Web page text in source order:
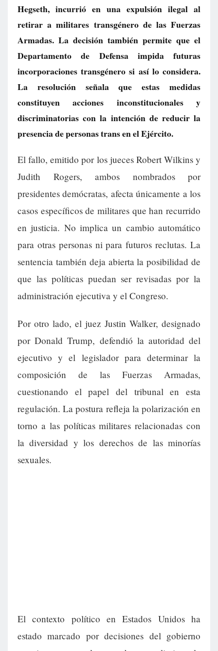
Hegseth, incurrió en una expulsión ilegal al
retirar a militares transgénero de las Fuerzas
Armadas. La decisión también permite que el
Departamento de Defensa impida futuras
incorporaciones transgénero si así lo considera.
La resolución señala que estas medidas
constituyen acciones inconstitucionales y
discriminatorias con la intención de reducir la
presencia de personas trans en el Ejército.
El fallo, emitido por los jueces Robert Wilkins y
Judith Rogers, ambos nombrados por
presidentes demócratas, afecta únicamente a los
casos específicos de militares que han recurrido
en justicia. No implica un cambio automático
para otras personas ni para futuros reclutas. La
sentencia también deja abierta la posibilidad de
que las políticas puedan ser revisadas por la
administración ejecutiva y el Congreso.
Por otro lado, el juez Justin Walker, designado
por Donald Trump, defendió la autoridad del
ejecutivo y el legislador para determinar la
composición de las Fuerzas Armadas,
cuestionando el papel del tribunal en esta
regulación. La postura refleja la polarización en
torno a las políticas militares relacionadas con
la diversidad y los derechos de las minorías
sexuales.
El contexto político en Estados Unidos ha
estado marcado por decisiones del gobierno